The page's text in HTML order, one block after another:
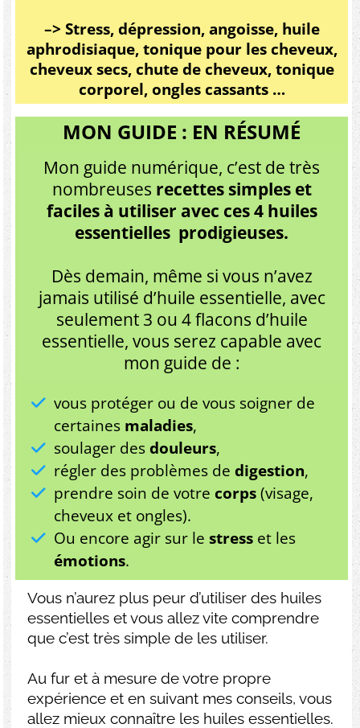
–> Stress, dépression, angoisse, huile
aphrodisiaque, tonique pour les cheveux,
cheveux secs, chute de cheveux, tonique
corporel, ongles cassants …
MON GUIDE : EN RÉSUMÉ
Mon guide numérique, c’est de très
nombreuses recettes simples et
faciles à utiliser avec ces 4 huiles
essentielles prodigieuses.
Dès demain, même si vous n’avez
jamais utilisé d’huile essentielle, avec
seulement 3 ou 4 flacons d’huile
essentielle, vous serez capable avec
mon guide de :
vous protéger ou de vous soigner de
certaines maladies,
soulager desdouleurs,
régler des problèmes de digestion,
prendre soin de votre corps(visage,
cheveux et ongles).
Ou encore agir sur le stress et les
émotions.
Vous n’aurez plus peur d’utiliser des huiles
essentielles et vous allez vite comprendre
que c’est très simple de les utiliser.
Au fur et à mesure de votre propre
expérience et en suivant mes conseils, vous
allez mieux connaître les huiles essentielles.